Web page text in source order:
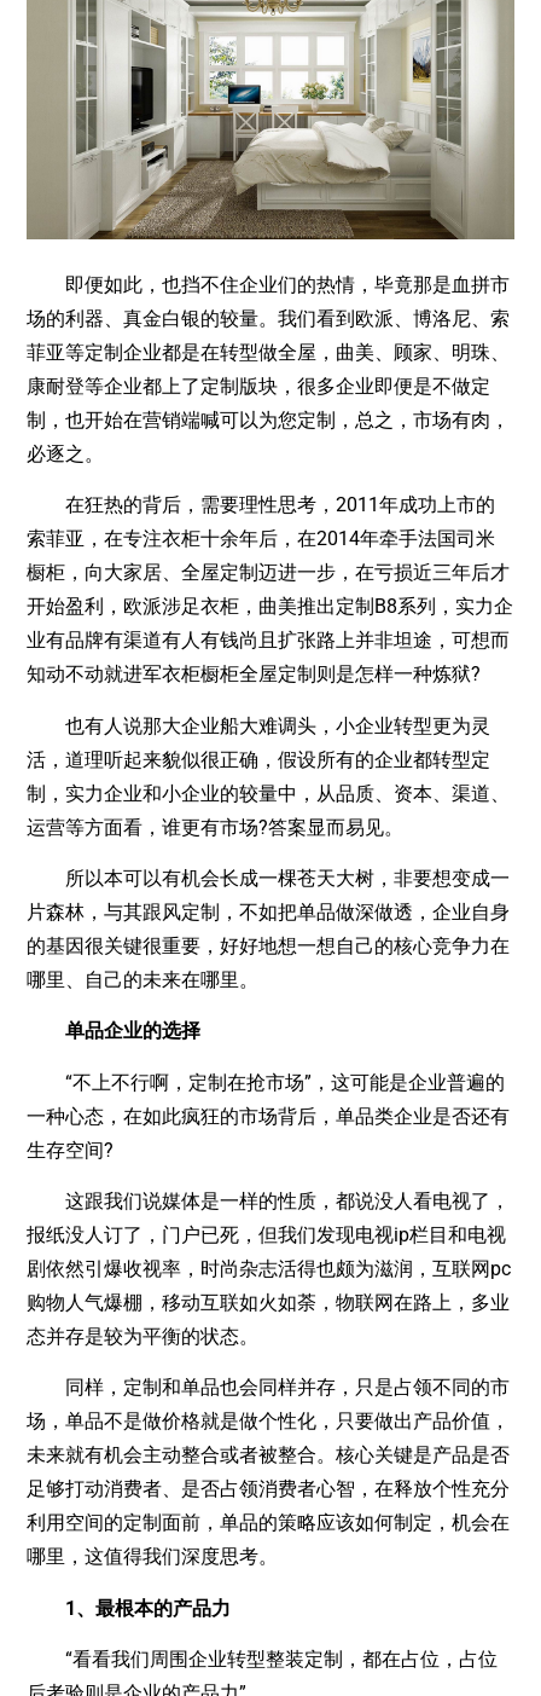
即便如此，也挡不住企业们的热情，毕竟那是血拼市
场的利器、真金白银的较量。我们看到欧派、博洛尼、索
菲亚等定制企业都是在转型做全屋，曲美、顾家、明珠、
康耐登等企业都上了定制版块，很多企业即便是不做定
制，也开始在营销端喊可以为您定制，总之，市场有肉，
必逐之。
在狂热的背后，需要理性思考，2011年成功上市的
索菲亚，在专注衣柜十余年后，在2014年牵手法国司米
橱柜，向大家居、全屋定制迈进一步，在亏损近三年后才
开始盈利，欧派涉足衣柜，曲美推出定制B8系列，实力企
业有品牌有渠道有人有钱尚且扩张路上并非坦途，可想而
知动不动就进军衣柜橱柜全屋定制则是怎样一种炼狱?
也有人说那大企业船大难调头，小企业转型更为灵
活，道理听起来貌似很正确，假设所有的企业都转型定
制，实力企业和小企业的较量中，从品质、资本、渠道、
运营等方面看，谁更有市场?答案显而易见。
所以本可以有机会长成一棵苍天大树，非要想变成一
片森林，与其跟风定制，不如把单品做深做透，企业自身
的基因很关键很重要，好好地想一想自己的核心竞争力在
哪里、自己的未来在哪里。
单品企业的选择
“不上不行啊，定制在抢市场”，这可能是企业普遍的
一种心态，在如此疯狂的市场背后，单品类企业是否还有
生存空间?
这跟我们说媒体是一样的性质，都说没人看电视了，
报纸没人订了，门户已死，但我们发现电视ip栏目和电视
剧依然引爆收视率，时尚杂志活得也颇为滋润，互联网pc
购物人气爆棚，移动互联如火如荼，物联网在路上，多业
态并存是较为平衡的状态。
同样，定制和单品也会同样并存，只是占领不同的市
场，单品不是做价格就是做个性化，只要做出产品价值，
未来就有机会主动整合或者被整合。核心关键是产品是否
足够打动消费者、是否占领消费者心智，在释放个性充分
利用空间的定制面前，单品的策略应该如何制定，机会在
哪里，这值得我们深度思考。
1、最根本的产品力
“看看我们周围企业转型整装定制，都在占位，占位